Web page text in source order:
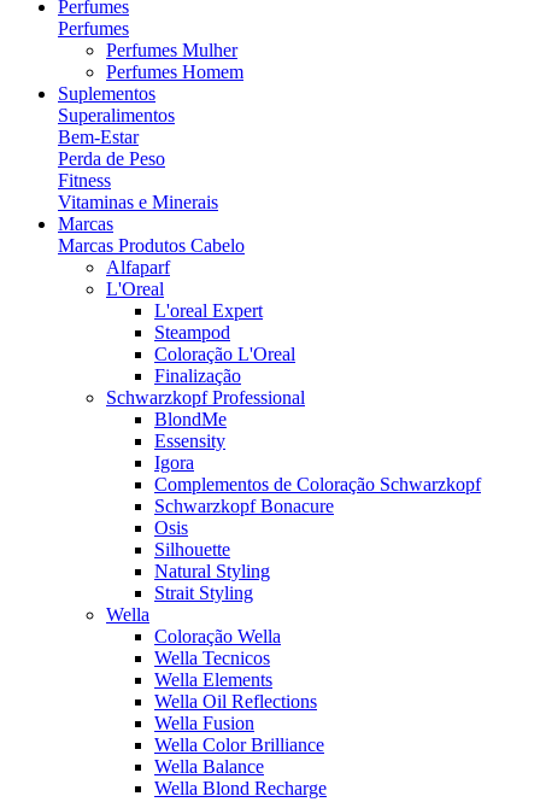
Perfumes
Perfumes
Perfumes Mulher
Perfumes Homem
Suplementos
Superalimentos
Bem-Estar
Perda de Peso
Fitness
Vitaminas e Minerais
Marcas
Marcas Produtos Cabelo
Alfaparf
L'Oreal
L'oreal Expert
Steampod
Coloração L'Oreal
Finalização
Schwarzkopf Professional
BlondMe
Essensity
Igora
Complementos de Coloração Schwarzkopf
Schwarzkopf Bonacure
Osis
Silhouette
Natural Styling
Strait Styling
Wella
Coloração Wella
Wella Tecnicos
Wella Elements
Wella Oil Reflections
Wella Fusion
Wella Color Brilliance
Wella Balance
Wella Blond Recharge